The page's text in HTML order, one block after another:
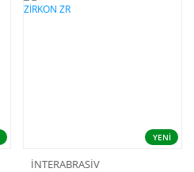
YENİ
İNTERABRASİV